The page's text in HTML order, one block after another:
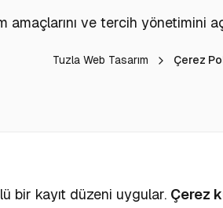
amaçlarını ve tercih yönetimini
Tuzla Web Tasarım Çerez
bir kayıt düzeni uygular. Çerez